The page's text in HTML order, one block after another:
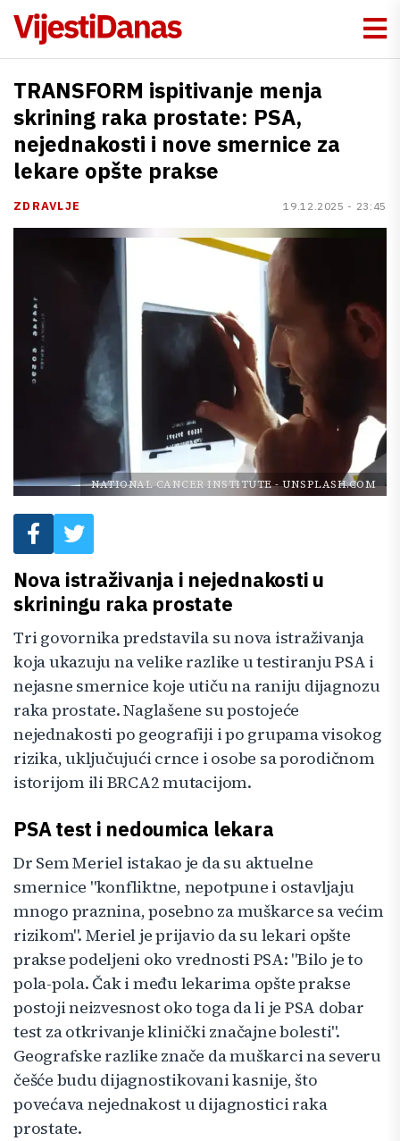
TRANSFORM ispitivanje menja
skrining raka prostate: PSA,
nejednakosti i nove smernice za
lekare opšte prakse
ZDRAVLJE 19.12.2025 - 23:45
NATIONAL CANCER INSTITUTE-UNSPLASH.COM
Nova istraživanja i nejednakosti u
skriningu raka prostate
Tri govornika predstavila su nova istraživanja
koja ukazuju na velike razlike u testiranju PSA i
nejasne smernice koje utiču na raniju dijagnozu
raka prostate. Naglašene su postojeće
nejednakosti po geografiji i po grupama visokog
rizika, uključujući crnce i osobe sa porodičnom
istorijom ili BRCA2 mutacijom.
PSA test i nedoumica lekara
Dr Sem Meriel istakao je da su aktuelne
smernice "konfliktne, nepotpune i ostavljaju
mnogo praznina, posebno za muškarce sa većim
rizikom". Meriel je prijavio da su lekari opšte
prakse podeljeni oko vrednosti PSA: "Bilo je to
pola-pola. Čak i među lekarima opšte prakse
postoji neizvesnost oko toga da li je PSA dobar
test za otkrivanje klinički značajne bolesti".
Geografske razlike znače da muškarci na severu
češće budu dijagnostikovani kasnije, što
povećava nejednakost u dijagnostici raka
prostate.